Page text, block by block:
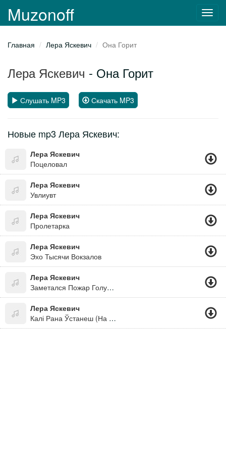
Muzonoff
Главная Лера Яскевич Она Горит
Лера Яскевич - Она Горит
Слушать MP3 Скачать MP3
Новые mp3 Лера Яскевич:
Лера Яскевич
Поцеловал
Лера Яскевич
Увлиувт
Лера Яскевич
Пролетарка
Лера Яскевич
Эхо Тысячи Вокзалов
Лера Яскевич
Заметался Пожар Голубой (Есенин)
Лера Яскевич
Калі Рана Ўстанеш (На Стихи Ніла Гілевіча)